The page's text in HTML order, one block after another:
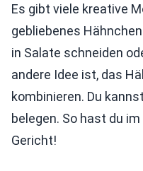
Es gibt viele kreative
gebliebenes
in Salate schneiden
andere Idee ist, das
kombinieren. Du
belegen. So hast du
Gericht!